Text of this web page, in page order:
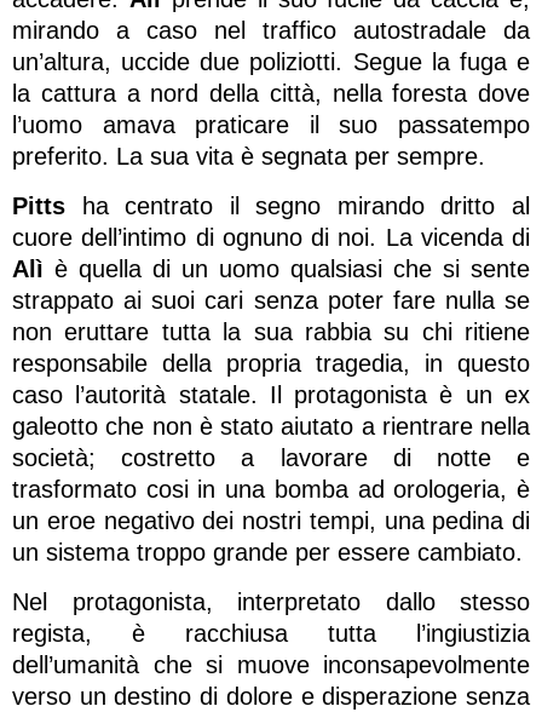
mirando a caso nel traffico autostradale da
un’altura, uccide due poliziotti. Segue la fuga e
la cattura a nord della città, nella foresta dove
l’uomo amava praticare il suo passatempo
preferito. La sua vita è segnata per sempre.
Pitts ha centrato il segno mirando dritto al
cuore dell’intimo di ognuno di noi. La vicenda di
Alì è quella di un uomo qualsiasi che si sente
strappato ai suoi cari senza poter fare nulla se
non eruttare tutta la sua rabbia su chi ritiene
responsabile della propria tragedia, in questo
caso l’autorità statale. Il protagonista è un ex
galeotto che non è stato aiutato a rientrare nella
società; costretto a lavorare di notte e
trasformato cosi in una bomba ad orologeria, è
un eroe negativo dei nostri tempi, una pedina di
un sistema troppo grande per essere cambiato.
Nel protagonista, interpretato dallo stesso
regista, è racchiusa tutta l’ingiustizia
dell’umanità che si muove inconsapevolmente
verso un destino di dolore e disperazione senza